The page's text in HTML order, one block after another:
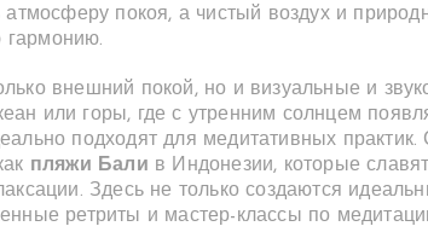
атмосферу покоя, а чистый воздух и
гармонию.
внешний покой, но и визуальные и
или горы, где с утренним солнцем
подходят для медитативных практик.
пляжи Бали в Индонезии, которые
Здесь не только создаются
ретриты и мастер-классы по